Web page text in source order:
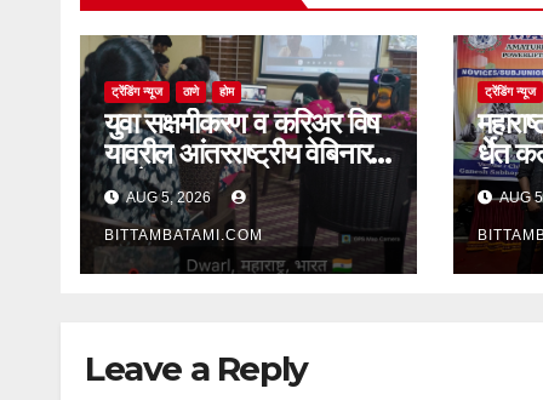
ट्रेंडिंग न्यूज ठाणे होम
युवा सक्षमीकरण व करिअर विष
यावरील आंतरराष्ट्रीय वेबिनार
ला देश-
विदेशातून उत्स्फूर्त प्रतिसाद
AUG 5, 2026
BITTAMBATAMI.COM
ट्रेंडिंग न्यूज
र्धेत
AUG
Leave a Reply